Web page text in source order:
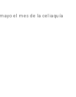
el mes de la celiaquía